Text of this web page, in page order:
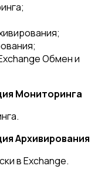
Обмен и
Мониторинга
Архивирования
в Exchange.